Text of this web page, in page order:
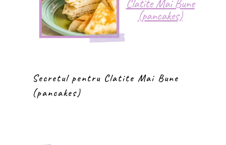
Secretul pentru Clatite Mai Bune
(pancakes)